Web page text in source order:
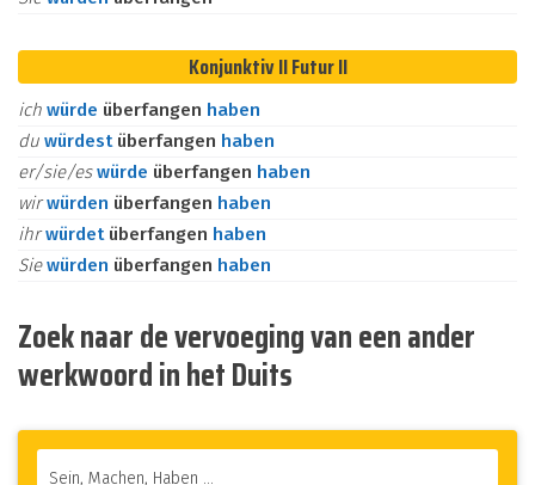
Konjunktiv II Futur II
ich würde überfangen haben
du würdest überfangen haben
er/sie/eswürde überfangen haben
wirwürden überfangen haben
ihrwürdet überfangen haben
Siewürden überfangen haben
Zoek naar de vervoeging van een ander
werkwoord in het Duits